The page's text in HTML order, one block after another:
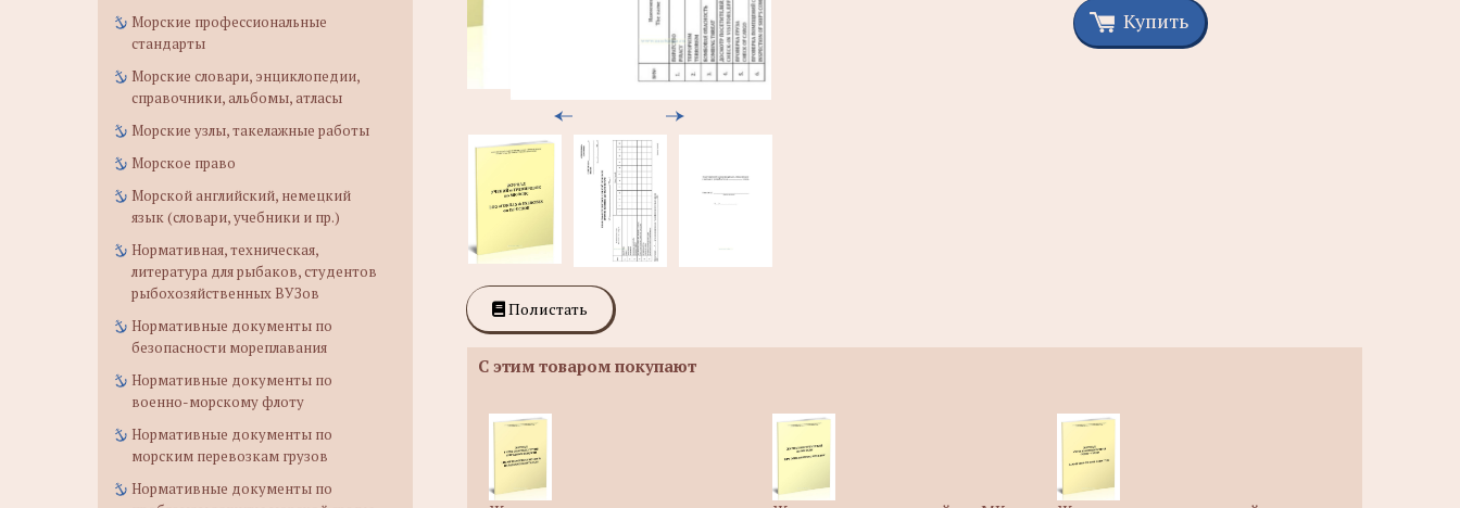
Морские профессиональные
стандарты
Морские словари, энциклопедии,
справочники, альбомы, атласы
Морские узлы, такелажные работы
Морское право
Морской английский, немецкий
язык (словари, учебники и пр.)
Нормативная, техническая,
литература для рыбаков, студентов
рыбохозяйственных ВУЗов
Нормативные документы по
безопасности мореплавания
Нормативные документы по
военно-морскому флоту
Нормативные документы по
морским перевозкам грузов
Нормативные документы по
Полистать
Купить
С этим товаром покупают